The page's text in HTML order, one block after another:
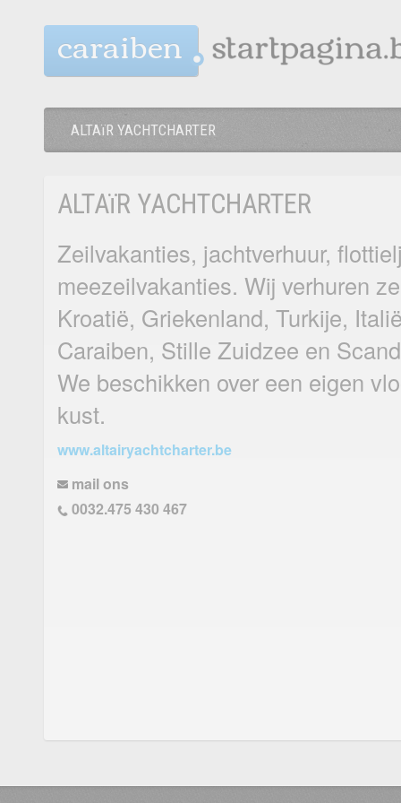
caraiben
ALTAïR YACHTCHARTER
ALTAïR YACHTCHARTER
Zeilvakanties, jachtverhuur,
meezeilvakanties. Wij verhuren
Kroatië, Griekenland, Turkije,
Caraiben, Stille Zuidzee en
We beschikken over een eigen
kust.
www.altairyachtcharter.be
mail ons
0032.475 430 467